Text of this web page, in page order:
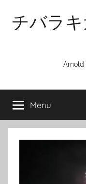
content
チバラ
Arnold
Menu